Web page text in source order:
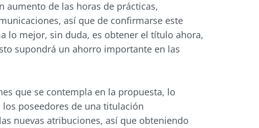
aumento de las horas de prácticas,
así que de confirmarse este
lo mejor, sin duda, es obtener el título ahora,
supondrá un ahorro importante en las
que se contempla en la propuesta, lo
poseedores de una titulación
nuevas atribuciones, así que obteniendo